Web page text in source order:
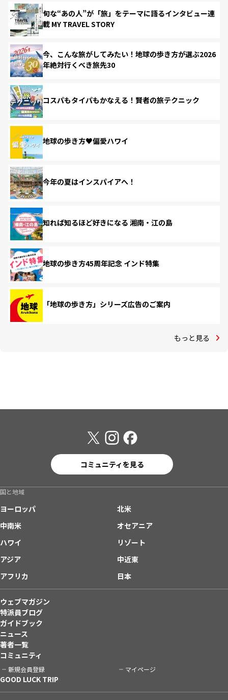
旬な“あの人”が「旅」をテーマに語るインタビュー連
載 MY TRAVEL STORY
今、こんな旅がしてみたい！地球の歩き方が選ぶ2026
年絶対行くべき旅先30
コスパもタイパもかなえる！賢者の旅テクニック
地球の歩き方♥偏愛ハワイ
今年の夏はインスパイアへ！
知れば知るほど好きになる 湘南・江の島
地球の歩き方45周年記念 インド特集
「地球の歩き方」シリーズ広告のご案内
もっと見る
コミュニティを見る
国と地域
ヨーロッパ
北米
中南米
オセアニア
ハワイ
リゾート
アジア
中近東
アフリカ
日本
ウェブマガジン
特派員ブログ
ガイドブック
ニュース
著者一覧
コミュニティ
新規会員登録 マイページ
GOOD LUCK TRIP